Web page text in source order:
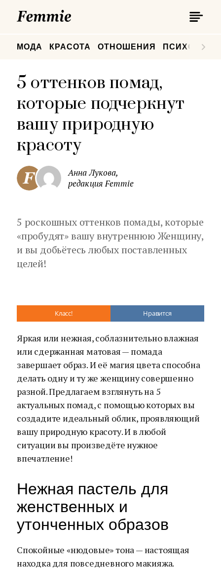
МОДА КРАСОТА ОТНОШЕНИЯ
5 оттенков помад,
которые подчеркнут
вашу природную
красоту
Анна Лукова,
редакция Femmie
5 роскошных оттенков помады, которые
«пробудят» вашу внутреннюю Женщину,
и вы добьётесь любых поставленных
целей!
Класс! Нравится
Яркая или нежная, соблазнительно влажная
или сдержанная матовая — помада
завершает образ. И её магия цвета способна
делать одну и ту же женщину совершенно
разной. Предлагаем взглянуть на 5
актуальных помад, с помощью которых вы
создадите идеальный облик, проявляющий
вашу природную красоту. И в любой
ситуации вы произведёте нужное
впечатление!
Нежная пастель для
женственных и
утонченных образов
Спокойные «нюдовые» тона — настоящая
находка для повседневного макияжа.